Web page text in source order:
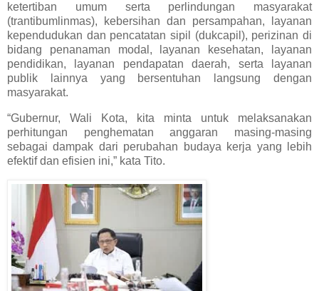
ketertiban umum serta perlindungan masyarakat
(trantibumlinmas), kebersihan dan persampahan, layanan
kependudukan dan pencatatan sipil (dukcapil), perizinan di
bidang penanaman modal, layanan kesehatan, layanan
pendidikan, layanan pendapatan daerah, serta layanan
publik lainnya yang bersentuhan langsung dengan
masyarakat.
“Gubernur, Wali Kota, kita minta untuk melaksanakan
perhitungan penghematan anggaran masing-masing
sebagai dampak dari perubahan budaya kerja yang lebih
efektif dan efisien ini,” kata Tito.